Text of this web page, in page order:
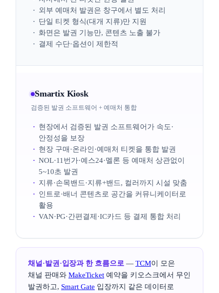
외부 예매처 발권은 창구에서 별도 처리
단일 티켓 형식(대개 지류)만 지원
화면은 발권 기능만, 콘텐츠 노출 불가
결제 수단·옵션이 제한적
Smartix Kiosk
검증된 발권 소프트웨어 + 예매처 통합
현장에서 검증된 발권 소프트웨어가 속도·
안정성을 보장
현장 구매·온라인·예매처 티켓을 통합 발권
NOL·11번가·예스24·멜론 등 예매처 상관없이
5~10초 발권
지류·손목밴드·지류+밴드, 컬러까지 시설 맞춤
인트로·배너 콘텐츠로 공간을 커뮤니케이터로
활용
VAN·PG·간편결제·IC카드 등 결제 통합 처리
채널·발권·입장과 한 흐름으로 — TCM이 모은
채널 판매와 MakeTicket 예약을 키오스크에서 무인
발권하고, Smart Gate 입장까지 같은 데이터로